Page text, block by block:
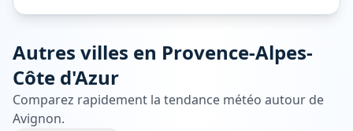
Autres villes en Provence-Alpes-
Côte d'Azur
Comparez rapidement la tendance météo autour de
Avignon.